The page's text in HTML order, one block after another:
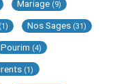
Mariage (9)
(1) Nos Sages (31)
Pourim (4)
(1)